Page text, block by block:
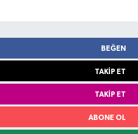
BEĞEN
TAKIP ET
TAKIP ET
ABONE OL